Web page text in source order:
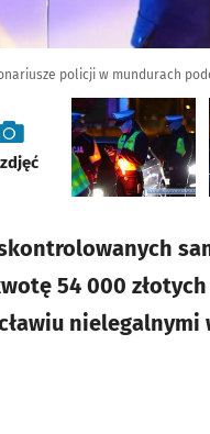
policji w mundurach
54 000